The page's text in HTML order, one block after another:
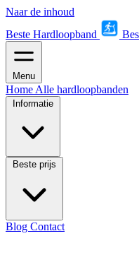
Naar de inhoud
Beste Hardloopband
Menu
Home Alle hardloopbanden
Informatie
Beste prijs
Blog Contact